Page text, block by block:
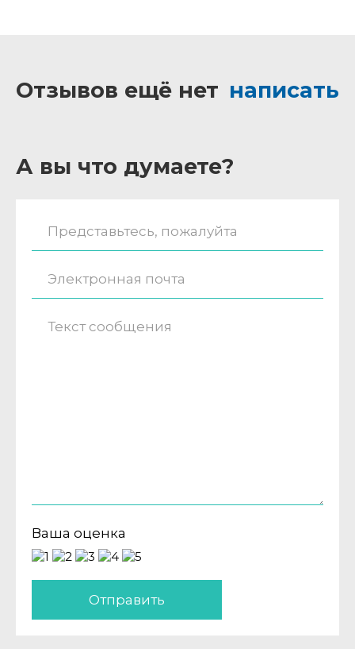
Отзывов ещё нет написать
А вы что думаете?
Ваша оценка
Отправить